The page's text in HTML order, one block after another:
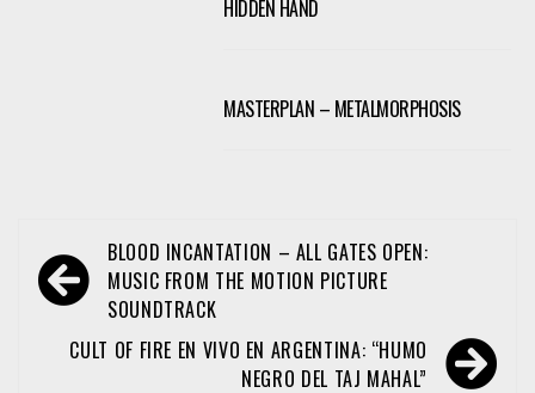
HIDDEN HAND
MASTERPLAN – METALMORPHOSIS
Navegación
de
entradas
BLOOD INCANTATION – ALL GATES OPEN:
MUSIC FROM THE MOTION PICTURE
SOUNDTRACK
CULT OF FIRE EN VIVO EN ARGENTINA: “HUMO
NEGRO DEL TAJ MAHAL”